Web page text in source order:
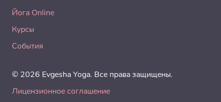
Йога Online
Курсы
События
© 2026 Evgesha Yoga. Все права защищены.
Лицензионное соглашение